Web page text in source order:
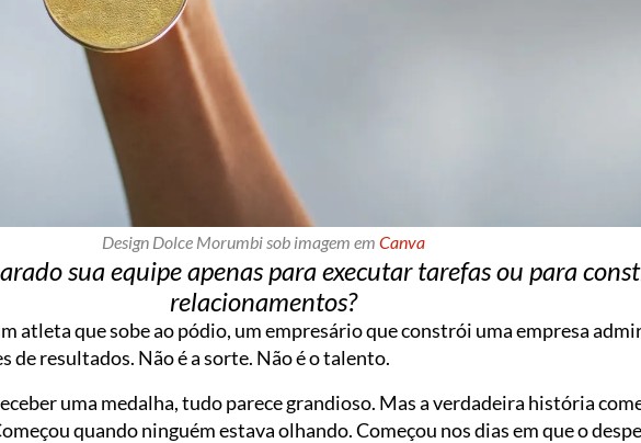
Design Dolce Morumbi sob imagem em Canva
sua equipe apenas para executar tarefas ou para
relacionamentos?
atleta que sobe ao pódio, um empresário que constrói uma empresa
de resultados. Não é a sorte. Não é o talento.
uma medalha, tudo parece grandioso. Mas a verdadeira história
quando ninguém estava olhando. Começou nos dias em que o